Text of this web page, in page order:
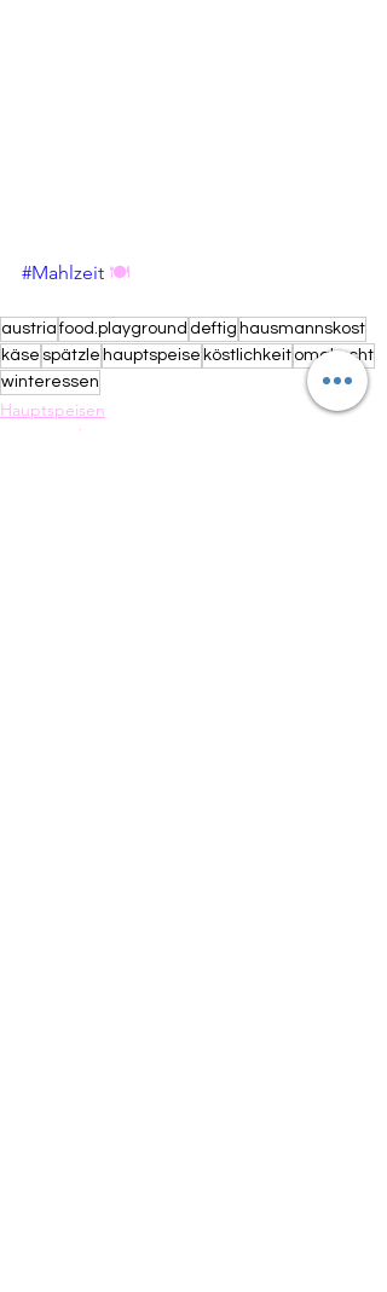
#Mahlzeit 🍽
austria food.playground deftig hausmannskost
käse spätzle hauptspeise köstlichkeit omakocht
winteressen
Hauptspeisen
Vegetarisch